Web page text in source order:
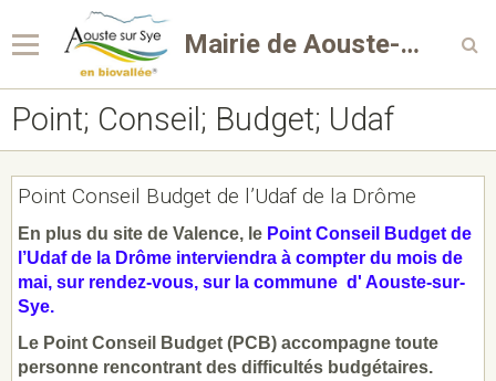
Mairie de Aouste-sur-Sye
Point; Conseil; Budget; Udaf
Point Conseil Budget de l’Udaf de la Drôme
En plus du site de Valence, le Point Conseil Budget de
l’Udaf de la Drôme interviendra à compter du mois de
mai, sur rendez-vous, sur la commune d' Aouste-sur-
Sye.
Le Point Conseil Budget (PCB) accompagne toute
personne rencontrant des difficultés budgétaires.